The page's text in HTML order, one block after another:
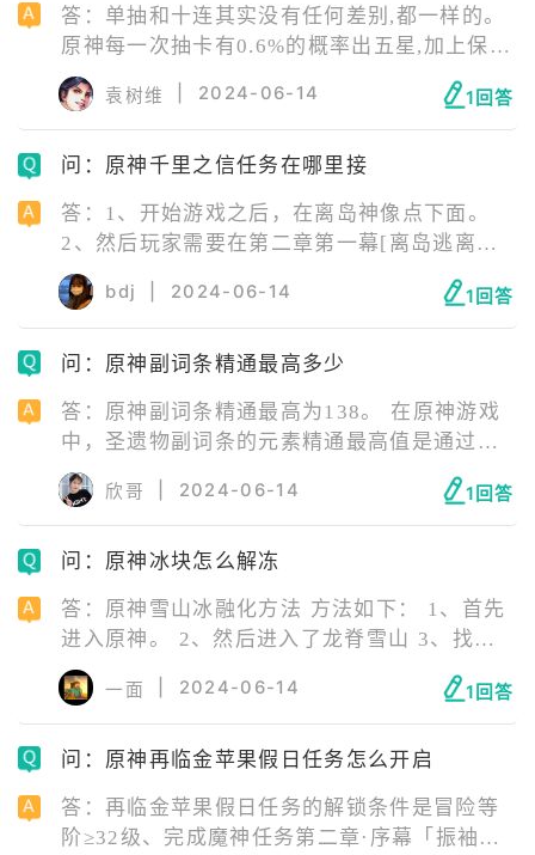
答：单抽和十连其实没有任何差别,都一样的。
原神每一次抽卡有0.6%的概率出五星,加上保底
机制,大概是每次抽卡有1.44%的概率能出五
星。不管是十连抽还是单抽,最终出五星的概率
都是一样的。
袁树维 2024-06-14 1回答
问：原神千里之信任务在哪里接
答：1、开始游戏之后，在离岛神像点下面。
2、然后玩家需要在第二章第一幕[离岛逃离计
划]中与n-p-c佟千里对话。 3、对话完成后，玩
家即可成功触发千里之信的任务了。
bdj 2024-06-14 1回答
问：原神副词条精通最高多少
答：原神副词条精通最高为138。 在原神游戏
中，圣遗物副词条的元素精通最高值是通过理
论计算得出的，具体为23 imes 6 =
13823imes6=138。这里的23是每次圣遗物强
化提升的精通值，而6则代表在圣遗物强化至20
级的过程中，精通副词条可以有六次这样的提
词条都达到了这个最大提升值，那么该圣遗物
就可以提供138的元素精通加成。
欣哥 2024-06-14 1回答
问：原神冰块怎么解冻
答：原神雪山冰融化方法 方法如下： 1、首先
进入原神。 2、然后进入了龙脊雪山 3、找到
七天神像，然后七天神像被冰冻住了 4、然后
就在附近找到一块深赤之石，它可以帮助七天
神像融化冰。将它击碎，按f键获得深赤之石,然
后带着它攻击七天神像，就可以帮七天神像解
样就还解锁龙脊雪山了。
一面 2024-06-14 1回答
问：原神再临金苹果假日任务怎么开启
答：再临金苹果假日任务的解锁条件是冒险等
阶≥32级、完成魔神任务第二章·序幕「振袖秋